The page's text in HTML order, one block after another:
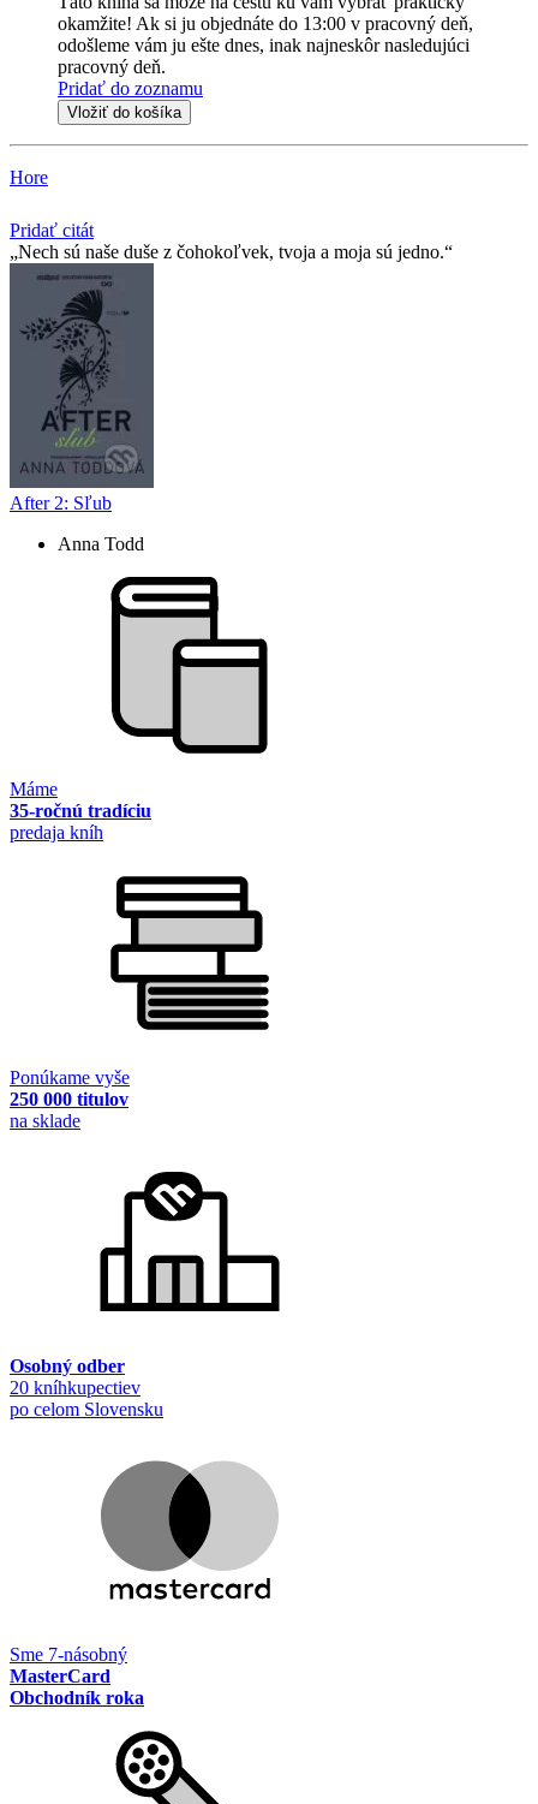
okamžite! Ak si ju objednáte do 13:00 v pracovný deň,
odošleme vám ju ešte dnes, inak najneskôr nasledujúci
pracovný deň.
Pridať do zoznamu
Vložiť do košíka
Hore
Pridať citát
Nech sú naše duše z čohokoľvek, tvoja a moja sú jedno.
After 2: Sľub
Anna Todd
Máme
35-ročnú tradíciu
predaja kníh
Ponúkame vyše
250 000 titulov
na sklade
Osobný odber
20 kníhkupectiev
po celom Slovensku
Sme 7-násobný
MasterCard
Obchodník roka